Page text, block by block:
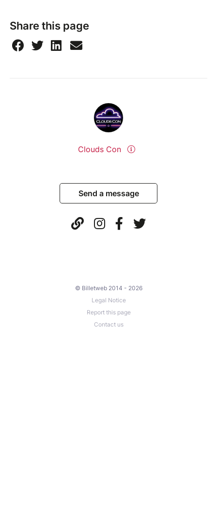
Share this page
Clouds Con
Send a message
© Billetweb 2014 - 2026
Legal Notice
Report this page
Contact us